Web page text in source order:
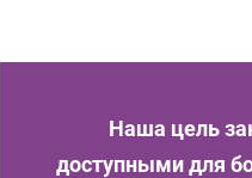
Наша цель
доступными для